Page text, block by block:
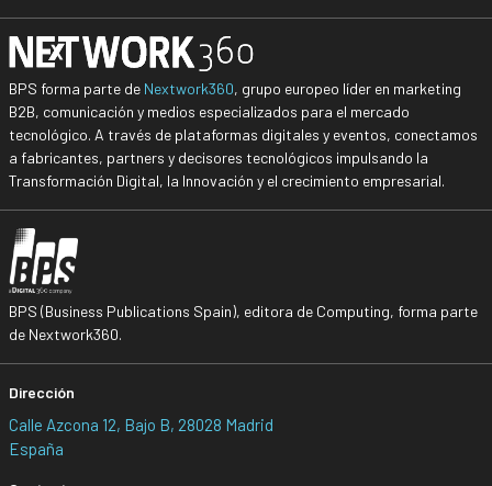
BPS forma parte de Nextwork360, grupo europeo líder en marketing
B2B, comunicación y medios especializados para el mercado
tecnológico. A través de plataformas digitales y eventos, conectamos
a fabricantes, partners y decisores tecnológicos impulsando la
Transformación Digital, la Innovación y el crecimiento empresarial.
BPS (Business Publications Spain), editora de Computing, forma parte
de Nextwork360.
Dirección
Calle Azcona 12, Bajo B, 28028 Madrid
España